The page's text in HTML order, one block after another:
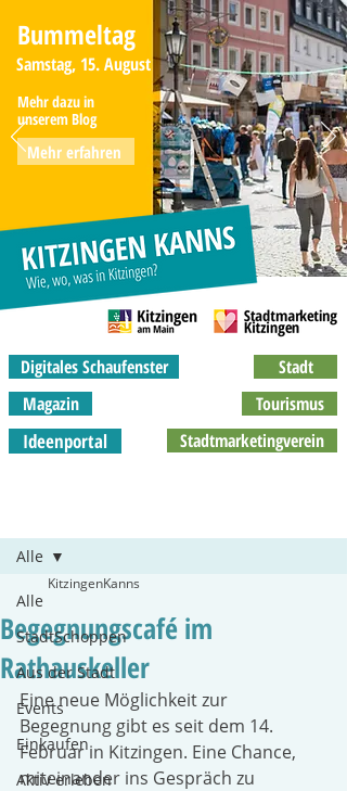
Bummeltag
Samstag, 15. August
Mehr dazu in
unserem Blog
Mehr erfahren
Stadt
Digitales Schaufenster
Magazin
Ideenportal
Tourismus
Stadtmarketingverein
Alle
StadtSchoppen
Aus der Stadt
Events
Einkaufen
Aktiv erleben
Alle
Begegnungscafé im
Rathauskeller
KitzingenKanns
Eine neue Möglichkeit zur
Begegnung gibt es seit dem 14.
Februar in Kitzingen. Eine Chance,
miteinander ins Gespräch zu